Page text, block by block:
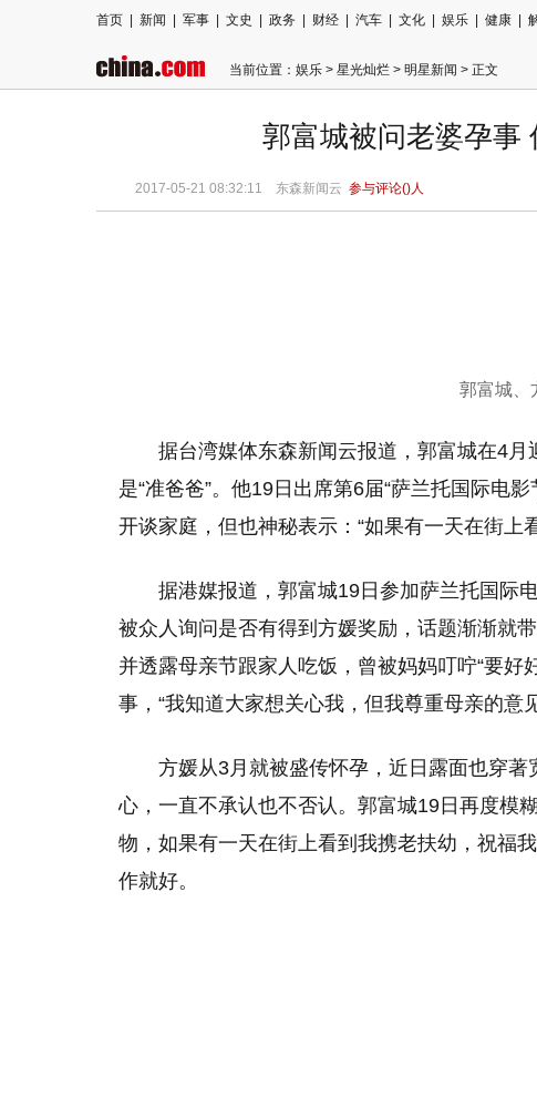
首页 新闻 军事 文史 政务 财经 汽车 文化 娱乐 健康
当前位置： 娱乐 > 星光灿烂 > 明星新闻 > 正文
郭富城被问老婆孕事
2017-05-21 08:32:11 东森新闻云 参与评论()人
郭富城、
据台湾媒体东森新闻云报道，郭富城在4
是“准爸爸”。他19日出席第6届“萨兰托国际电
开谈家庭，但也神秘表示：“如果有一天在街上
据港媒报道，郭富城19日参加萨兰托国际
被众人询问是否有得到方媛奖励，话题渐渐就
并透露母亲节跟家人吃饭，曾被妈妈叮咛“要
事，“我知道大家想关心我，但我尊重母亲的意
方媛从3月就被盛传怀孕，近日露面也穿
心，一直不承认也不否认。郭富城19日再度模
物，如果有一天在街上看到我携老扶幼，祝福
作就好。